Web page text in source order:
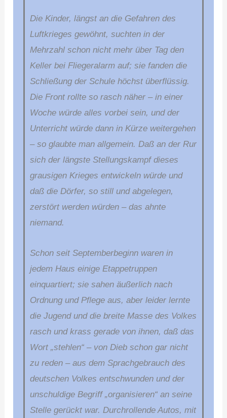
Die Kinder, längst an die Gefahren des
Luftkrieges gewöhnt, suchten in der
Mehrzahl schon nicht mehr über Tag den
Keller bei Fliegeralarm auf; sie fanden die
Schließung der Schule höchst überflüssig.
Die Front rollte so rasch näher – in einer
Woche würde alles vorbei sein, und der
Unterricht würde dann in Kürze weitergehen
– so glaubte man allgemein. Daß an der Rur
sich der längste Stellungskampf dieses
grausigen Krieges entwickeln würde und
daß die Dörfer, so still und abgelegen,
zerstört werden würden – das ahnte
niemand.
Schon seit Septemberbeginn waren in
jedem Haus einige Etappetruppen
einquartiert; sie sahen äußerlich nach
Ordnung und Pflege aus, aber leider lernte
die Jugend und die breite Masse des Volkes
rasch und krass gerade von ihnen, daß das
Wort „stehlen“ – von Dieb schon gar nicht
zu reden – aus dem Sprach­gebrauch des
deutschen Volkes entschwunden und der
unschuldige Begriff „organisieren“ an seine
Stelle gerückt war. Durchrollende Autos, mit